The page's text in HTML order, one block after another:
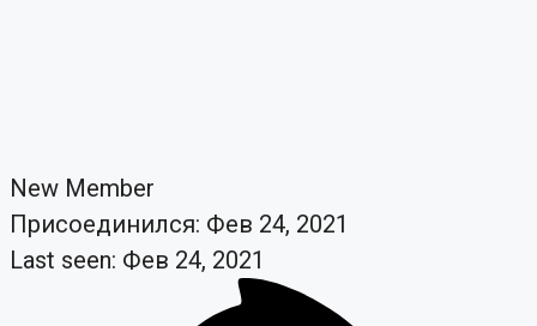
New Member
Присоединился: Фев 24, 2021
Last seen: Фев 24, 2021